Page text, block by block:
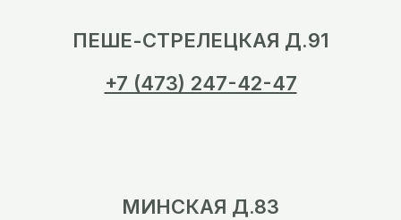
ПЕШЕ-СТРЕЛЕЦКАЯ Д.91
+7 (473) 247-42-47
МИНСКАЯ Д.83